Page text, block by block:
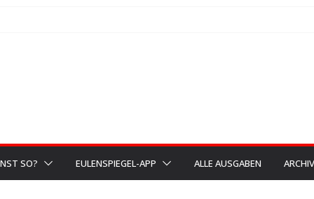
SO? EULENSPIEGEL-APP ALLE AUSGABEN ARCHIV